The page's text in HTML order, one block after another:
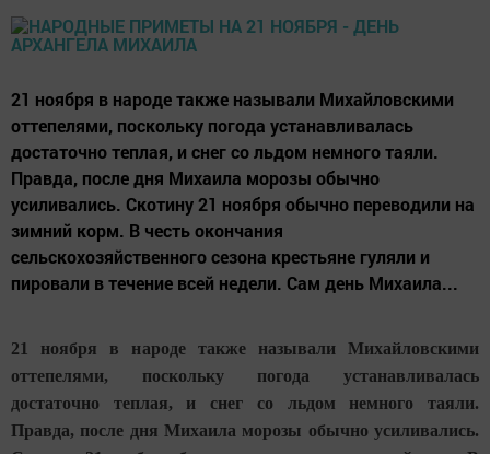
21 ноября в народе также называли Михайловскими
оттепелями, поскольку погода устанавливалась
достаточно теплая, и снег со льдом немного таяли.
Правда, после дня Михаила морозы обычно
усиливались. Скотину 21 ноября обычно переводили на
зимний корм. В честь окончания
сельскохозяйственного сезона крестьяне гуляли и
пировали в течение всей недели. Сам день Михаила...
21 ноября в народе также называли Михайловскими
оттепелями, поскольку погода устанавливалась
достаточно теплая, и снег со льдом немного таяли.
Правда, после дня Михаила морозы обычно усиливались.